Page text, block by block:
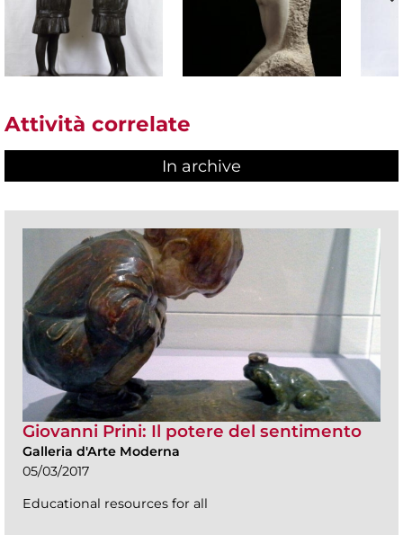
Attività correlate
In archive
Giovanni Prini: Il potere del sentimento
Galleria d'Arte Moderna
05/03/2017
Educational resources for all